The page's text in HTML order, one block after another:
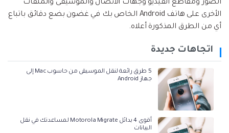
الصور ومقاطع الفيديو وجهات الاتصال والموسيقى والملفات
الأخرى على هاتف Android الخاص بك في غضون بضع دقائق باتباع
أي من الطرق المذكورة أعلاه.
اتجاهات جديدة
5 طرق رائعة لنقل الموسيقى من حاسوب Mac إلى
جهاز Android
أقوى 4 بدائل Motorola Migrate لمساعدتك في نقل
البيانات